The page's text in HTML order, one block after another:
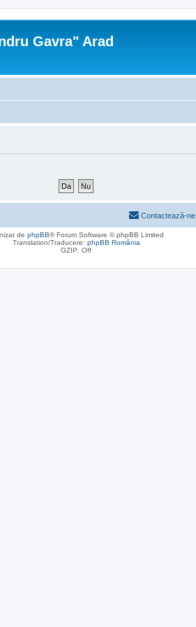
Gavra" Arad
Contactează-ne
de phpBB® Forum Software © phpBB Limited
Translation/Traducere: phpBB România
GZIP: Off